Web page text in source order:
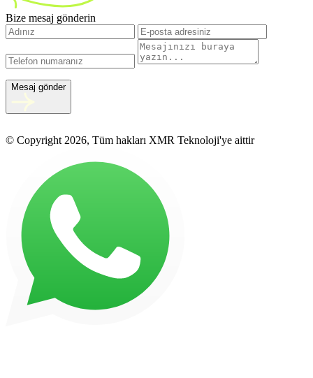
Bize mesaj gönderin
Mesaj gönder
© Copyright 2026, Tüm hakları XMR Teknoloji'ye aittir